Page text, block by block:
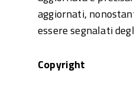
aggiornati,
essere segnalati
Copyright